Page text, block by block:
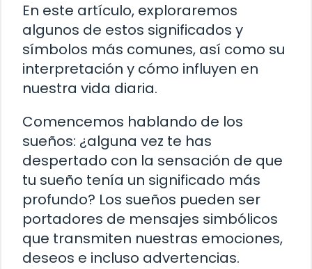
En este artículo, exploraremos
algunos de estos significados y
símbolos más comunes, así como su
interpretación y cómo influyen en
nuestra vida diaria.
Comencemos hablando de los
sueños: ¿alguna vez te has
despertado con la sensación de que
tu sueño tenía un significado más
profundo? Los sueños pueden ser
portadores de mensajes simbólicos
que transmiten nuestras emociones,
deseos e incluso advertencias.